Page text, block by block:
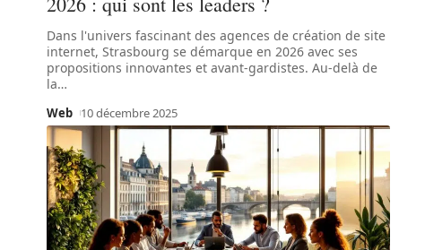
Dans l'univers fascinant des agences de création de site
internet, Strasbourg se démarque en 2026 avec ses
propositions innovantes et avant-gardistes. Au-delà de
la…
Web 10 décembre 2025